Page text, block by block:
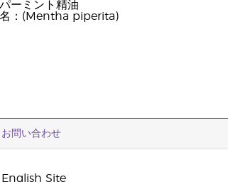
ーミント精油
：(Mentha piperita)
お問い合わせ
English Site